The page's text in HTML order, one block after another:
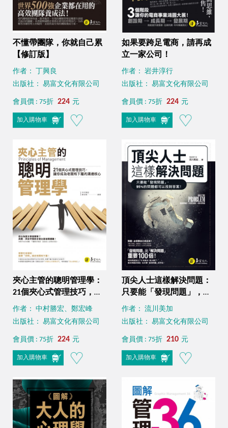
不懂帶團隊，你就自己累
【修訂版】
作者： 丁興良
出版社： 易富文化有限公司
會員價 : 75折 224 元
加入購物車
如果要跨足電商，請再成
立一家公司！
作者： 岩井淳行
出版社： 易富文化有限公司
會員價 : 75折 224 元
加入購物車
夾心主管的聰明管理學：
21個夾心式管理技巧，讓
你成為老闆和下屬的溝通
核心
作者： 中村勝宏、鄭宏峰
出版社： 易富文化有限公司
會員價 : 75折 224 元
加入購物車
頂尖人士這樣解決問題：
只要能「發現問題」，
95%的問題都可以找到答
案！
作者： 流川美加
出版社： 易富文化有限公司
會員價 : 75折 210 元
加入購物車